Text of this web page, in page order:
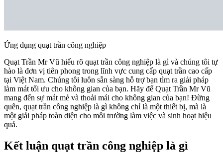
Ứng dụng quạt trần công nghiệp
Quạt Trần Mr Vũ hiểu rõ quạt trần công nghiệp là gì và chúng tôi tự
hào là đơn vị tiên phong trong lĩnh vực cung cấp quạt trần cao cấp
tại Việt Nam. Chúng tôi luôn sẵn sàng hỗ trợ bạn tìm ra giải pháp
làm mát tối ưu cho không gian của bạn. Hãy để Quạt Trần Mr Vũ
mang đến sự mát mẻ và thoải mái cho không gian của bạn! Đừng
quên, quạt trần công nghiệp là gì không chỉ là một thiết bị, mà là
một giải pháp toàn diện cho môi trường làm việc và sinh hoạt hiệu
quả.
Kết luận quạt trần công nghiệp là gì